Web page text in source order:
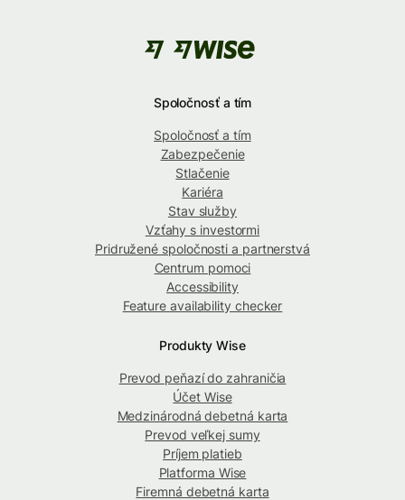
Spoločnosť a tím
Spoločnosť a tím
Zabezpečenie
Stlačenie
Kariéra
Stav služby
Vzťahy s investormi
Pridružené spoločnosti a partnerstvá
Centrum pomoci
Accessibility
Feature availability checker
Produkty Wise
Prevod peňazí do zahraničia
Účet Wise
Medzinárodná debetná karta
Prevod veľkej sumy
Príjem platieb
Platforma Wise
Firemná debetná karta